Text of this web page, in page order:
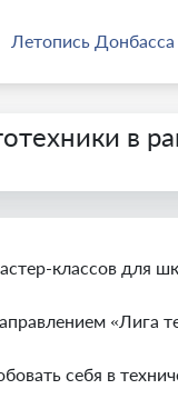
Летопись Донбасса
в
классов для
«Лига
себя в